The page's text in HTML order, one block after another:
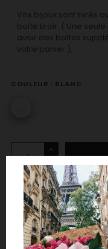
Vos bijoux sont livrés
boîte tiroir. ( Une
avoir des boîtes
votre panier ).
COULEUR : BLANC
Hypoallergénique
Paiement